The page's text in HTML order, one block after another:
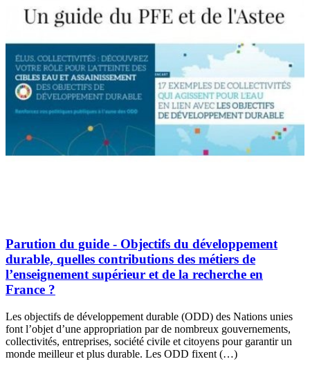
Parution du guide - Objectifs du développement
durable, quelles contributions des métiers de
l’enseignement supérieur et de la recherche en
France ?
Les objectifs de développement durable (ODD) des Nations unies
font l’objet d’une appropriation par de nombreux gouvernements,
collectivités, entreprises, société civile et citoyens pour garantir un
monde meilleur et plus durable. Les ODD fixent (…)